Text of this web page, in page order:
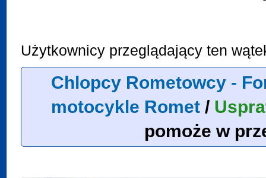
Użytkownicy przeglądający ten
Chlopcy Rometowcy -
motocykle Romet /
pomoże w